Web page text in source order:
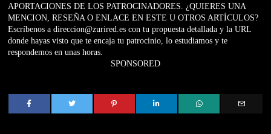
APORTACIONES DE LOS PATROCINADORES. ¿QUIERES UNA
MENCION, RESEÑA O ENLACE EN ESTE U OTROS ARTÍCULOS?
Escríbenos a direccion@zurired.es con tu propuesta detallada y la URL
donde hayas visto que te encaja tu patrocinio, lo estudiamos y te
respondemos en unas horas.
SPONSORED